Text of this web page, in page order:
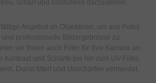
scharf und bildfüllend darzustellen.
Angebot an Objektiven, um aus Fotos
professionelle Bildergebnisse zu
wir Ihnen auch Filter für Ihre Kamera an,
Kontrast und Schärfe bis hin zum UV-Filter,
Dunst filtert und Unschärfen vermeidet.